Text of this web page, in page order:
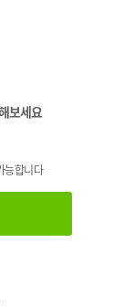
보세요
능합니다